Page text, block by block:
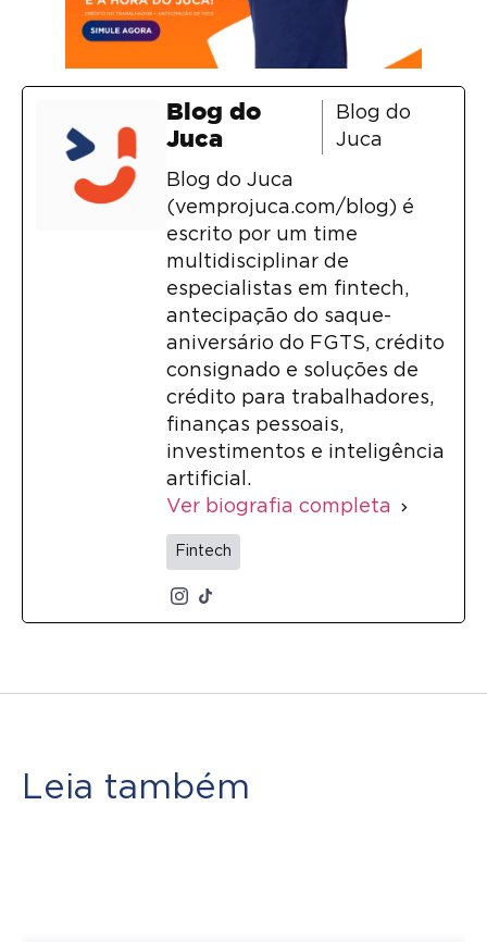
Blog do
Juca
Blog do
Juca
Blog do Juca
(vemprojuca.com/blog) é
escrito por um time
multidisciplinar de
especialistas em fintech,
antecipação do saque-
aniversário do FGTS, crédito
consignado e soluções de
crédito para trabalhadores,
finanças pessoais,
investimentos e inteligência
artificial.
Ver biografia completa
Fintech
Leia também